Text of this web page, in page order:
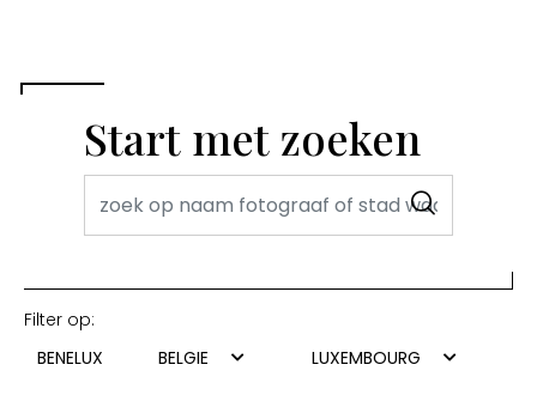
Start met zoeken
Filter op:
BENELUX
BELGIE LUXEMBOURG